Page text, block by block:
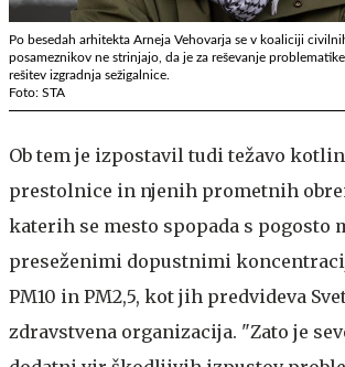
Po besedah arhitekta Arneja Vehovarja se v koaliciji
posameznikov ne strinjajo, da je za reševanje
rešitev izgradnja sežigalnice.
Foto: STA
Ob tem je izpostavil tudi težavo
prestolnice in njenih prometnih
katerih se mesto spopada s pogosto
preseženimi dopustnimi
PM10 in PM2,5, kot jih predvideva
zdravstvena organizacija. "Zato je